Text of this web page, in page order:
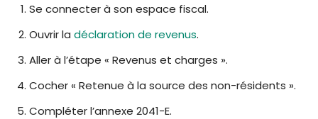
Se connecter à son espace fiscal.
Ouvrir la déclaration de revenus.
Aller à l’étape « Revenus et charges ».
Cocher « Retenue à la source des non-résidents ».
Compléter l’annexe 2041-E.